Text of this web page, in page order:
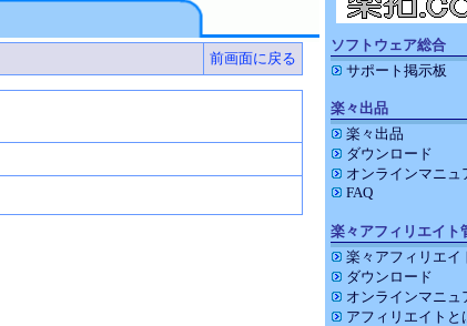
前画面に戻る
ソフトウェア総合
サポート掲示板
楽々出品
楽々出品
ダウンロード
オンラインマニュ
FAQ
楽々アフィリエイト
楽々アフィリエイ
ダウンロード
オンラインマニュ
アフィリエイトと